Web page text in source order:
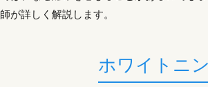
師が詳しく解説します。
ホワイトニ